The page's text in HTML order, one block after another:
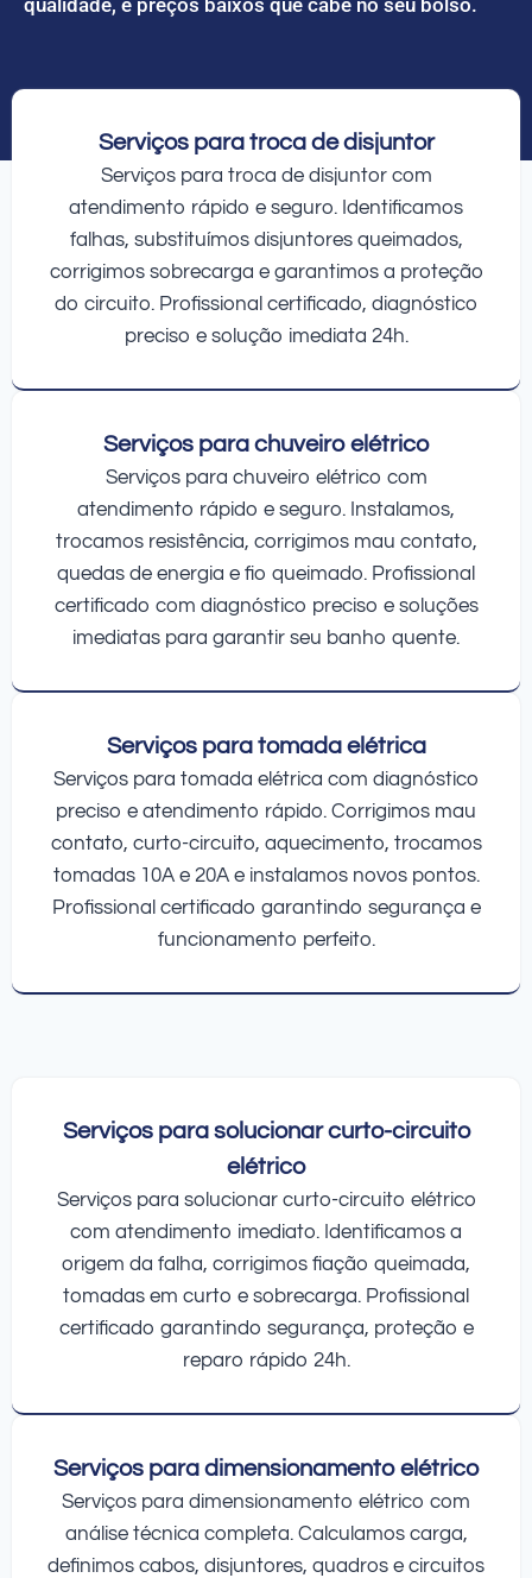
Serviços para troca de disjuntor
Serviços para troca de disjuntor com
atendimento rápido e seguro. Identificamos
falhas, substituímos disjuntores queimados,
corrigimos sobrecarga e garantimos a proteção
do circuito. Profissional certificado, diagnóstico
preciso e solução imediata 24h.
Serviços para chuveiro elétrico
Serviços para chuveiro elétrico com
atendimento rápido e seguro. Instalamos,
trocamos resistência, corrigimos mau contato,
quedas de energia e fio queimado. Profissional
certificado com diagnóstico preciso e soluções
imediatas para garantir seu banho quente.
Serviços para tomada elétrica
Serviços para tomada elétrica com diagnóstico
preciso e atendimento rápido. Corrigimos mau
contato, curto-circuito, aquecimento, trocamos
tomadas 10A e 20A e instalamos novos pontos.
Profissional certificado garantindo segurança e
funcionamento perfeito.
Serviços para solucionar curto-circuito
elétrico
Serviços para solucionar curto-circuito elétrico
com atendimento imediato. Identificamos a
origem da falha, corrigimos fiação queimada,
tomadas em curto e sobrecarga. Profissional
certificado garantindo segurança, proteção e
reparo rápido 24h.
Serviços para dimensionamento elétrico
Serviços para dimensionamento elétrico com
análise técnica completa. Calculamos carga,
definimos cabos, disjuntores, quadros e circuitos